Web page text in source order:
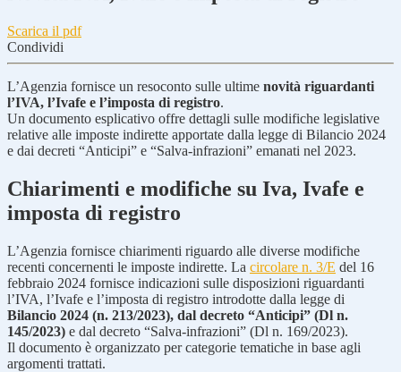
Scarica il pdf
Condividi
L’Agenzia fornisce un resoconto sulle ultime novità riguardanti
l’IVA, l’Ivafe e l’imposta di registro.
Un documento esplicativo offre dettagli sulle modifiche legislative
relative alle imposte indirette apportate dalla legge di Bilancio 2024
e dai decreti “Anticipi” e “Salva-infrazioni” emanati nel 2023.
Chiarimenti e modifiche su Iva, Ivafe e
imposta di registro
L’Agenzia fornisce chiarimenti riguardo alle diverse modifiche
recenti concernenti le imposte indirette. La circolare n. 3/E del 16
febbraio 2024 fornisce indicazioni sulle disposizioni riguardanti
l’IVA, l’Ivafe e l’imposta di registro introdotte dalla legge di
Bilancio 2024 (n. 213/2023), dal decreto “Anticipi” (Dl n.
145/2023) e dal decreto “Salva-infrazioni” (Dl n. 169/2023).
Il documento è organizzato per categorie tematiche in base agli
argomenti trattati.